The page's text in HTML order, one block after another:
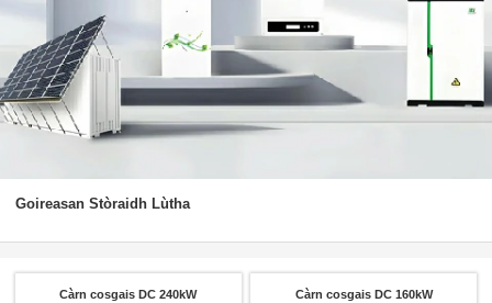
Goireasan Stòraidh Lùtha
Càrn cosgais DC 240kW Càrn cosgais DC 160kW